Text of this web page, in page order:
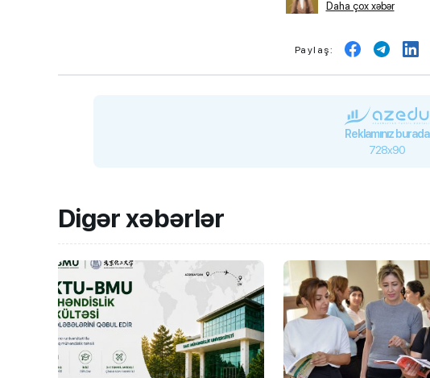
Daha çox xəbər
Paylaş:
Reklamınız burada
728x90
Digər xəbərlər